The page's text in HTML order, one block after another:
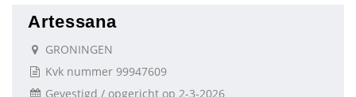
Artessana
GRONINGEN
Kvk nummer 99947609
Gevestigd / opgericht op 2-3-2026